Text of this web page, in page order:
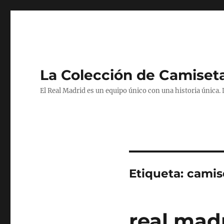
La Colección de
El Real Madrid es un equipo único con una historia
Etiqueta: